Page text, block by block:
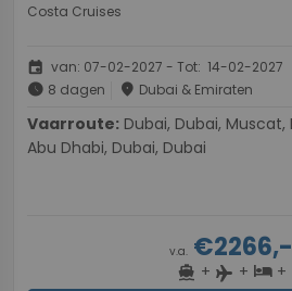
Costa Cruises
event van: 07-02-2027 - Tot: 14-02-2027
schedule 8 dagen place Dubai & Emiraten
Vaarroute:
Abu Dhabi, Dubai, Dubai
v.a.€2266,-
directions_boat + flight + hotel+